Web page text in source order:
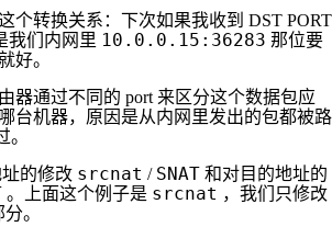
个转换关系：下次如果我收到 DST PORT
我们内网里 10.0.0.15:36283 那位要
好。
器通过不同的 port 来区分这个数据包应
台机器，原因是从内网里发出的包都被路
。
的修改 srcnat / SNAT 和对目的地址的
。上面这个例子是 srcnat ，我们只修改
。